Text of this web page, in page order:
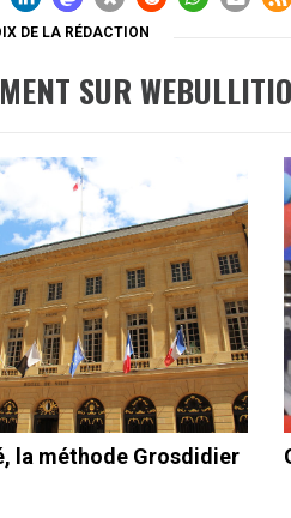
DE LA RÉDACTION
SUR
la méthode Grosdidier